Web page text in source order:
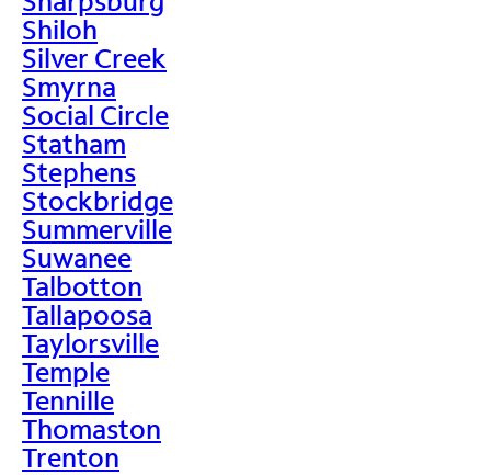
Shiloh
Silver Creek
Smyrna
Social Circle
Statham
Stephens
Stockbridge
Summerville
Suwanee
Talbotton
Tallapoosa
Taylorsville
Temple
Tennille
Thomaston
Trenton